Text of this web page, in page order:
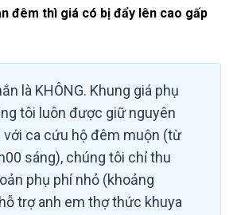
đêm thì giá có bị đẩy lên cao gấp
là KHÔNG. Khung giá phụ
tôi luôn được giữ nguyên
với ca cứu hộ đêm muộn (từ
sáng), chúng tôi chỉ thu
phụ phí nhỏ (khoảng
trợ anh em thợ thức khuya